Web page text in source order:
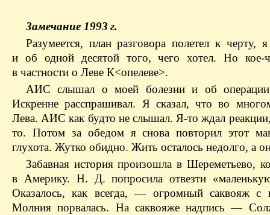
Замечание 1993 г.
Разумеется, план разговора полетел к черту,
и об одной десятой того, чего хотел. Но кое-
в частности о Леве К<опелеве>.
АИС слышал о моей болезни и об операции
Искренне расспрашивал. Я сказал, что во
Лева. АИС как будто не слышал. Я-то ждал
то. Потом за обедом я снова повторил этот
глухота. Жутко обидно. Жить осталось недолго, а
Забавная история произошла в Шереметьево,
в Америку. Н. Д. попросила отвезти
Оказалось, как всегда, — огромный саквояж с
Молния порвалась. На саквояже надпись —